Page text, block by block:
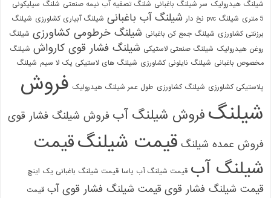
شیلنگ هیدرولیک سر شیلنگ باغبانی شلنگ تصفیه آب نیمه صنعتی شلنگ سیلیکونی
5 متری
شیلنگ pvc نخ دار شیلنگ آب باغبانی شیلنگ آبیاری کشاورزی شیلنگ
برزنتی کشاورزی شیلنگ جمع کن باغبانی شیلنگ خرطومی کشاورزی شیلنگ
روغن هیدرولیک شیلنگ صنعتی لاستیکی شیلنگ فشار قوی کارواش شیلنگ
مخصوص باغبانی شیلنگ نایلونی کشاورزی شیلنگ های لاستیکی یک لا سیم شیلنگ
پلاستیکی کشاورزی شیلنگ کشاورزی طول عمر شیلنگ هیدرولیک فروش
شیلنگ فروش شیلنگ آب فروش شیلنگ فشار قوی
فروش عمده شیلنگ قیمت شیلنگقیمت
شیلنگ آب قیمت شیلنگ آب یاسا قیمت شیلنگ باغبانی یک اینچ
قیمت شیلنگ فشار قوی قیمت شیلنگ فشار قوی آب قیمت